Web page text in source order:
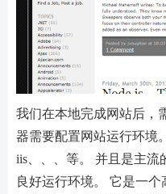
我们在本地完成网站后，
器需要配置网站运行环境
iis、、、等。 并且是主流
良好运行环境。 它是一个